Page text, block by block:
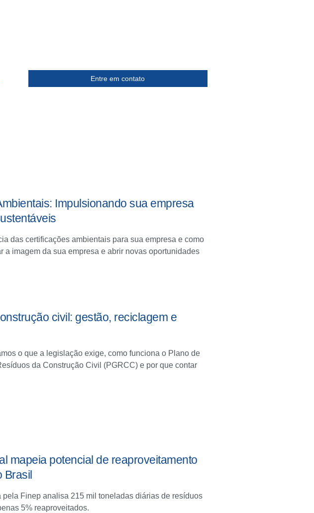
Entre em contato
Impulsionando sua empresa
das certificações ambientais para sua empresa e como
a imagem da sua empresa e abrir novas oportunidades
civil: gestão, reciclagem e
o que a legislação exige, como funciona o Plano de
da Construção Civil (PGRCC) e por que contar
mapeia potencial de reaproveitamento
Brasil
pela Finep analisa 215 mil toneladas diárias de resíduos
5% reaproveitados.